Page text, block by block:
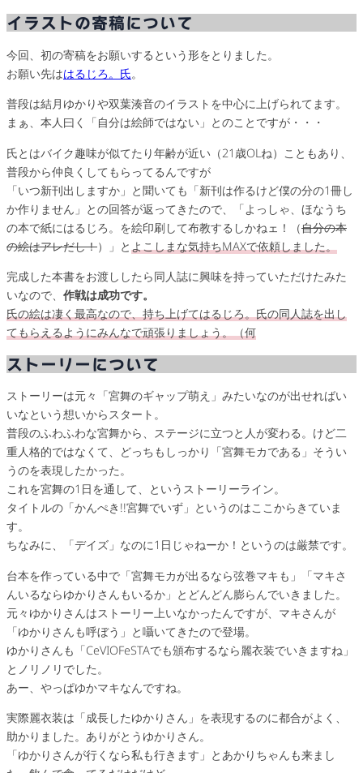
イラストの寄稿について
今回、初の寄稿をお願いするという形をとりました。
お願い先ははるじろ。氏。
普段は結月ゆかりや双葉湊音のイラストを中心に上げられてます。
まぁ、本人曰く「自分は絵師ではない」とのことですが・・・
氏とはバイク趣味が似てたり年齢が近い（21歳OLね）こともあり、
普段から仲良くしてもらってるんですが
「いつ新刊出しますか」と聞いても「新刊は作るけど僕の分の1冊し
か作りません」との回答が返ってきたので、「よっしゃ、ほなうち
の本で紙にはるじろ。を絵印刷して布教するしかねェ！（自分の本
の絵はアレだし！）」と よこしまな気持ちMAXで依頼しました。
完成した本書をお渡ししたら同人誌に興味を持っていただけたみた
いなので、 作戦は成功です。
氏の絵は凄く最高なので、持ち上げてはるじろ。氏の同人誌を出し
てもらえるようにみんなで頑張りましょう。（何
ストーリーについて
ストーリーは元々「宮舞のギャップ萌え」みたいなのが出せればい
いなという想いからスタート。
普段のふわふわな宮舞から、ステージに立つと人が変わる。けど二
重人格的ではなくて、どっちもしっかり「宮舞モカである」そうい
うのを表現したかった。
これを宮舞の1日を通して、というストーリーライン。
タイトルの「かんぺき!!宮舞でいず」というのはここからきていま
す。
ちなみに、「デイズ」なのに1日じゃねーか！というのは厳禁です。
台本を作っている中で「宮舞モカが出るなら弦巻マキも」「マキさ
んいるならゆかりさんもいるか」とどんどん膨らんでいきました。
元々ゆかりさんはストーリー上いなかったんですが、マキさんが
「ゆかりさんも呼ぼう」と囁いてきたので登場。
ゆかりさんも「CeVIOFeSTAでも頒布するなら麗衣装でいきますね」
とノリノリでした。
あー、やっぱゆかマキなんですね。
実際麗衣装は「成長したゆかりさん」を表現するのに都合がよく、
助かりました。ありがとうゆかりさん。
「ゆかりさんが行くなら私も行きます」とあかりちゃんも来まし